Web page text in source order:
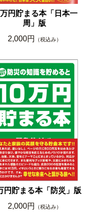
円貯まる本「日本一
周」版
2,000円
（税込み）
円貯まる本「防災」版
2,000円
（税込み）